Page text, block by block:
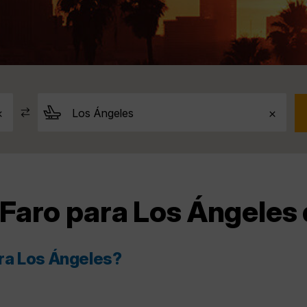
para Los
Los Ángeles?